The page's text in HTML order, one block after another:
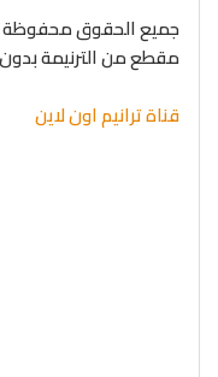
جميع الحقوق محفوظة
مقطع من الترنيمة
قناة ترانيم اون لاين